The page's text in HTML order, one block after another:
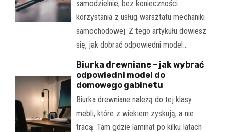
samodzielnie, bez konieczności
korzystania z usług warsztatu mechaniki
samochodowej. Z tego artykułu dowiesz
się, jak dobrać odpowiedni model…
Biurka drewniane – jak wybrać
odpowiedni model do
domowego gabinetu
Biurka drewniane należą do tej klasy
mebli, które z wiekiem zyskują, a nie
tracą. Tam gdzie laminat po kilku latach